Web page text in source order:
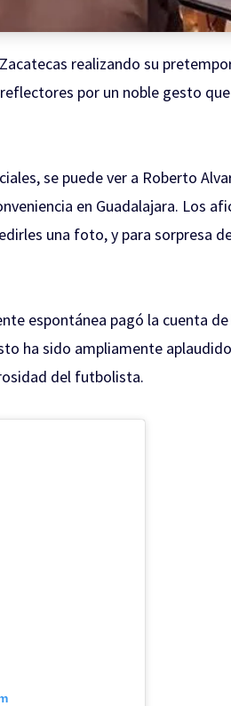
realizando su
por un noble gesto
se puede ver a Roberto
en Guadalajara. Los
una foto, y para sorpresa
espontánea pagó la cuenta
ha sido ampliamente
del futbolista.